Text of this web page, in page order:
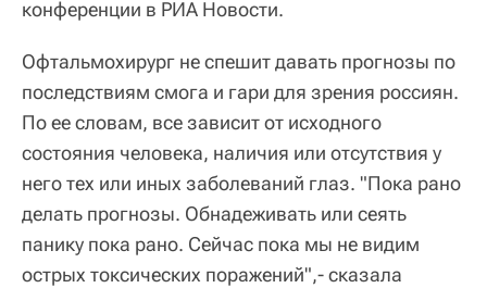
конференции в РИА Новости.
Офтальмохирург не спешит давать прогнозы по
последствиям смога и гари для зрения россиян.
По ее словам, все зависит от исходного
состояния человека, наличия или отсутствия у
него тех или иных заболеваний глаз. "Пока рано
делать прогнозы. Обнадеживать или сеять
панику пока рано. Сейчас пока мы не видим
острых токсических поражений",- сказала